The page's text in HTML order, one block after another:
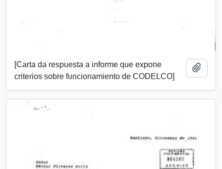
[Carta da respuesta a informe que expone
criterios sobre funcionamiento de CODELCO]